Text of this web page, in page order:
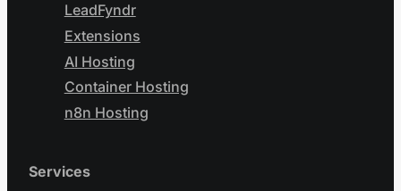
LeadFyndr
Extensions
AI Hosting
Container Hosting
n8n Hosting
Services